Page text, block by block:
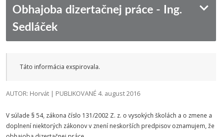
Obhajoba dizertačnej práce - Ing.
Sedláček
Táto informácia exspirovala.
AUTOR: Horvát | PUBLIKOVANÉ 4. august 2016
V súlade § 54, zákona číslo 131/2002 Z. z. o vysokých školách a o zmene a
doplnení niektorých zákonov v znení neskorších predpisov oznamujem, že